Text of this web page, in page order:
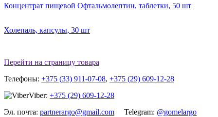
Концентрат пищевой Офтальмолептин, таблетки, 50 шт
Холепаль, капсулы, 30 шт
Перейти на страницу товара
Телефоны: +375 (33) 911-07-08, +375 (29) 609-12-28
Viber: +375 (29) 609-12-28
Эл. почта: partnerargo@gmail.com Telegram: @gomelargo